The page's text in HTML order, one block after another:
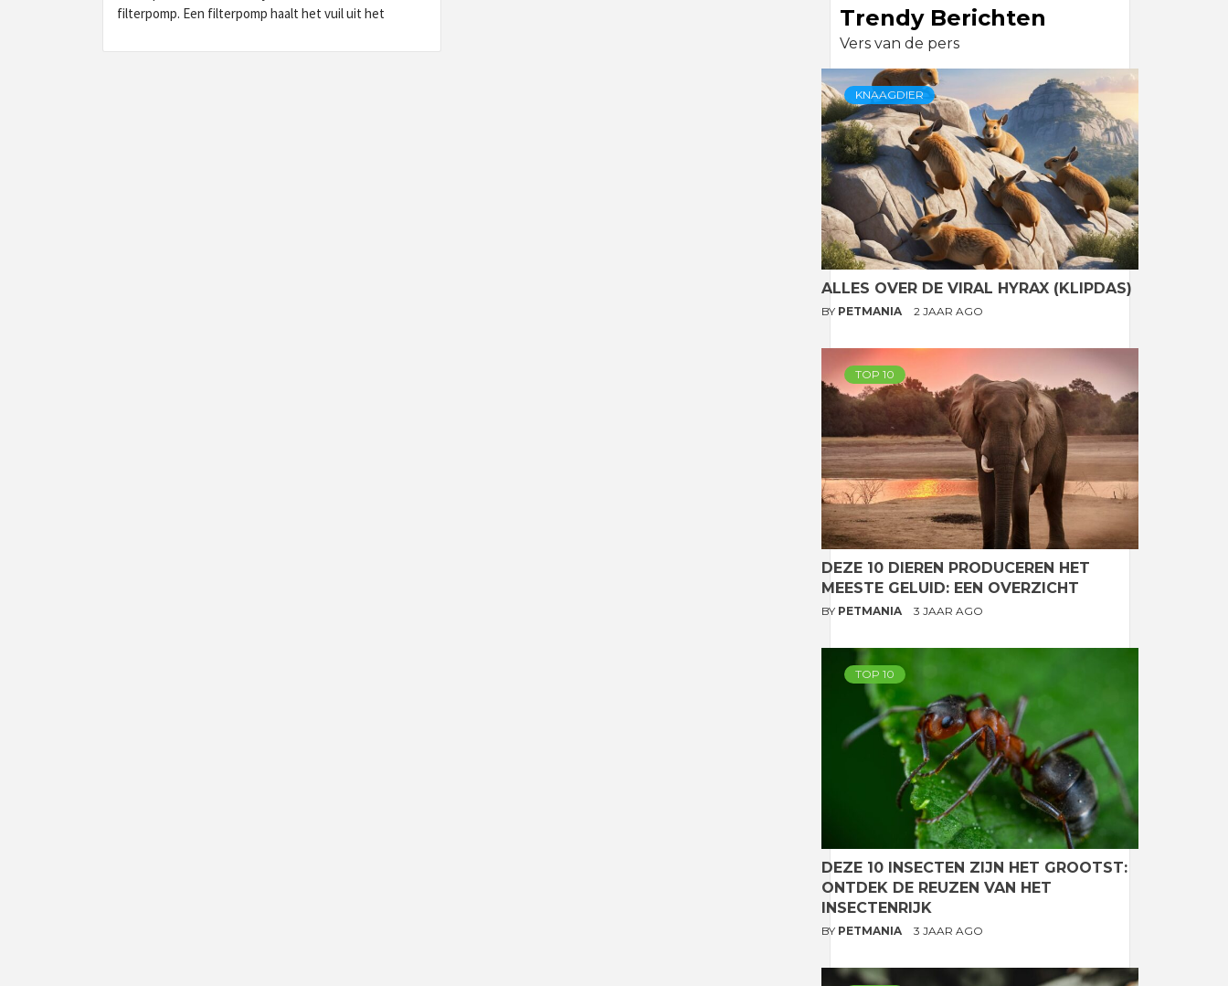
filterpomp. Een filterpomp haalt het vuil uit het
Trendy Berichten
Vers van de pers
KNAAGDIER
ALLES OVER DE VIRAL HYRAX (KLIPDAS)
BY PETMANIA 2 JAAR AGO
TOP 10
DEZE 10 DIEREN PRODUCEREN HET
MEESTE GELUID: EEN OVERZICHT
BY PETMANIA 3 JAAR AGO
TOP 10
DEZE 10 INSECTEN ZIJN HET GROOTST:
ONTDEK DE REUZEN VAN HET
INSECTENRIJK
BY PETMANIA 3 JAAR AGO